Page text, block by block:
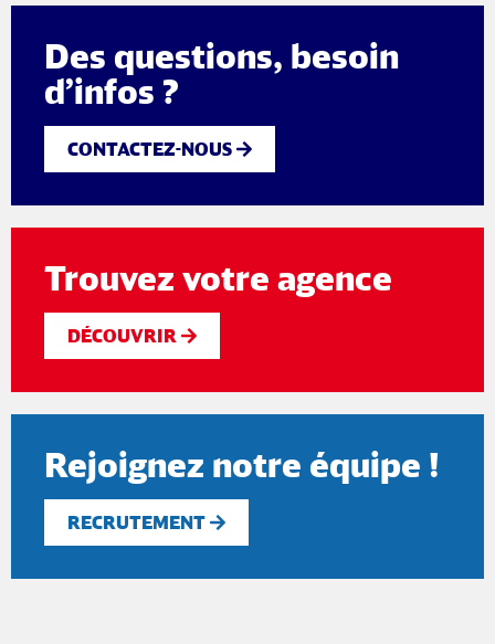
Des questions, besoin
d’infos ?
CONTACTEZ-NOUS
Trouvez votre agence
DÉCOUVRIR
Rejoignez notre équipe !
RECRUTEMENT